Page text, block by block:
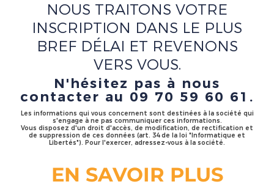
NOUS TRAITONS VOTRE
INSCRIPTION DANS LE PLUS
BREF DÉLAI ET REVENONS
VERS VOUS.
N'hésitez pas à nous
contacter au 09 70 59 60 61.
Les informations qui vous concernent sont destinées à la société qui
s'engage à ne pas communiquer ces informations.
Vous disposez d'un droit d'accès, de modification, de rectification et
de suppression de ces données (art. 34 de la loi "Informatique et
Libertés"). Pour l'exercer, adressez-vous à la société.
EN SAVOIR PLUS